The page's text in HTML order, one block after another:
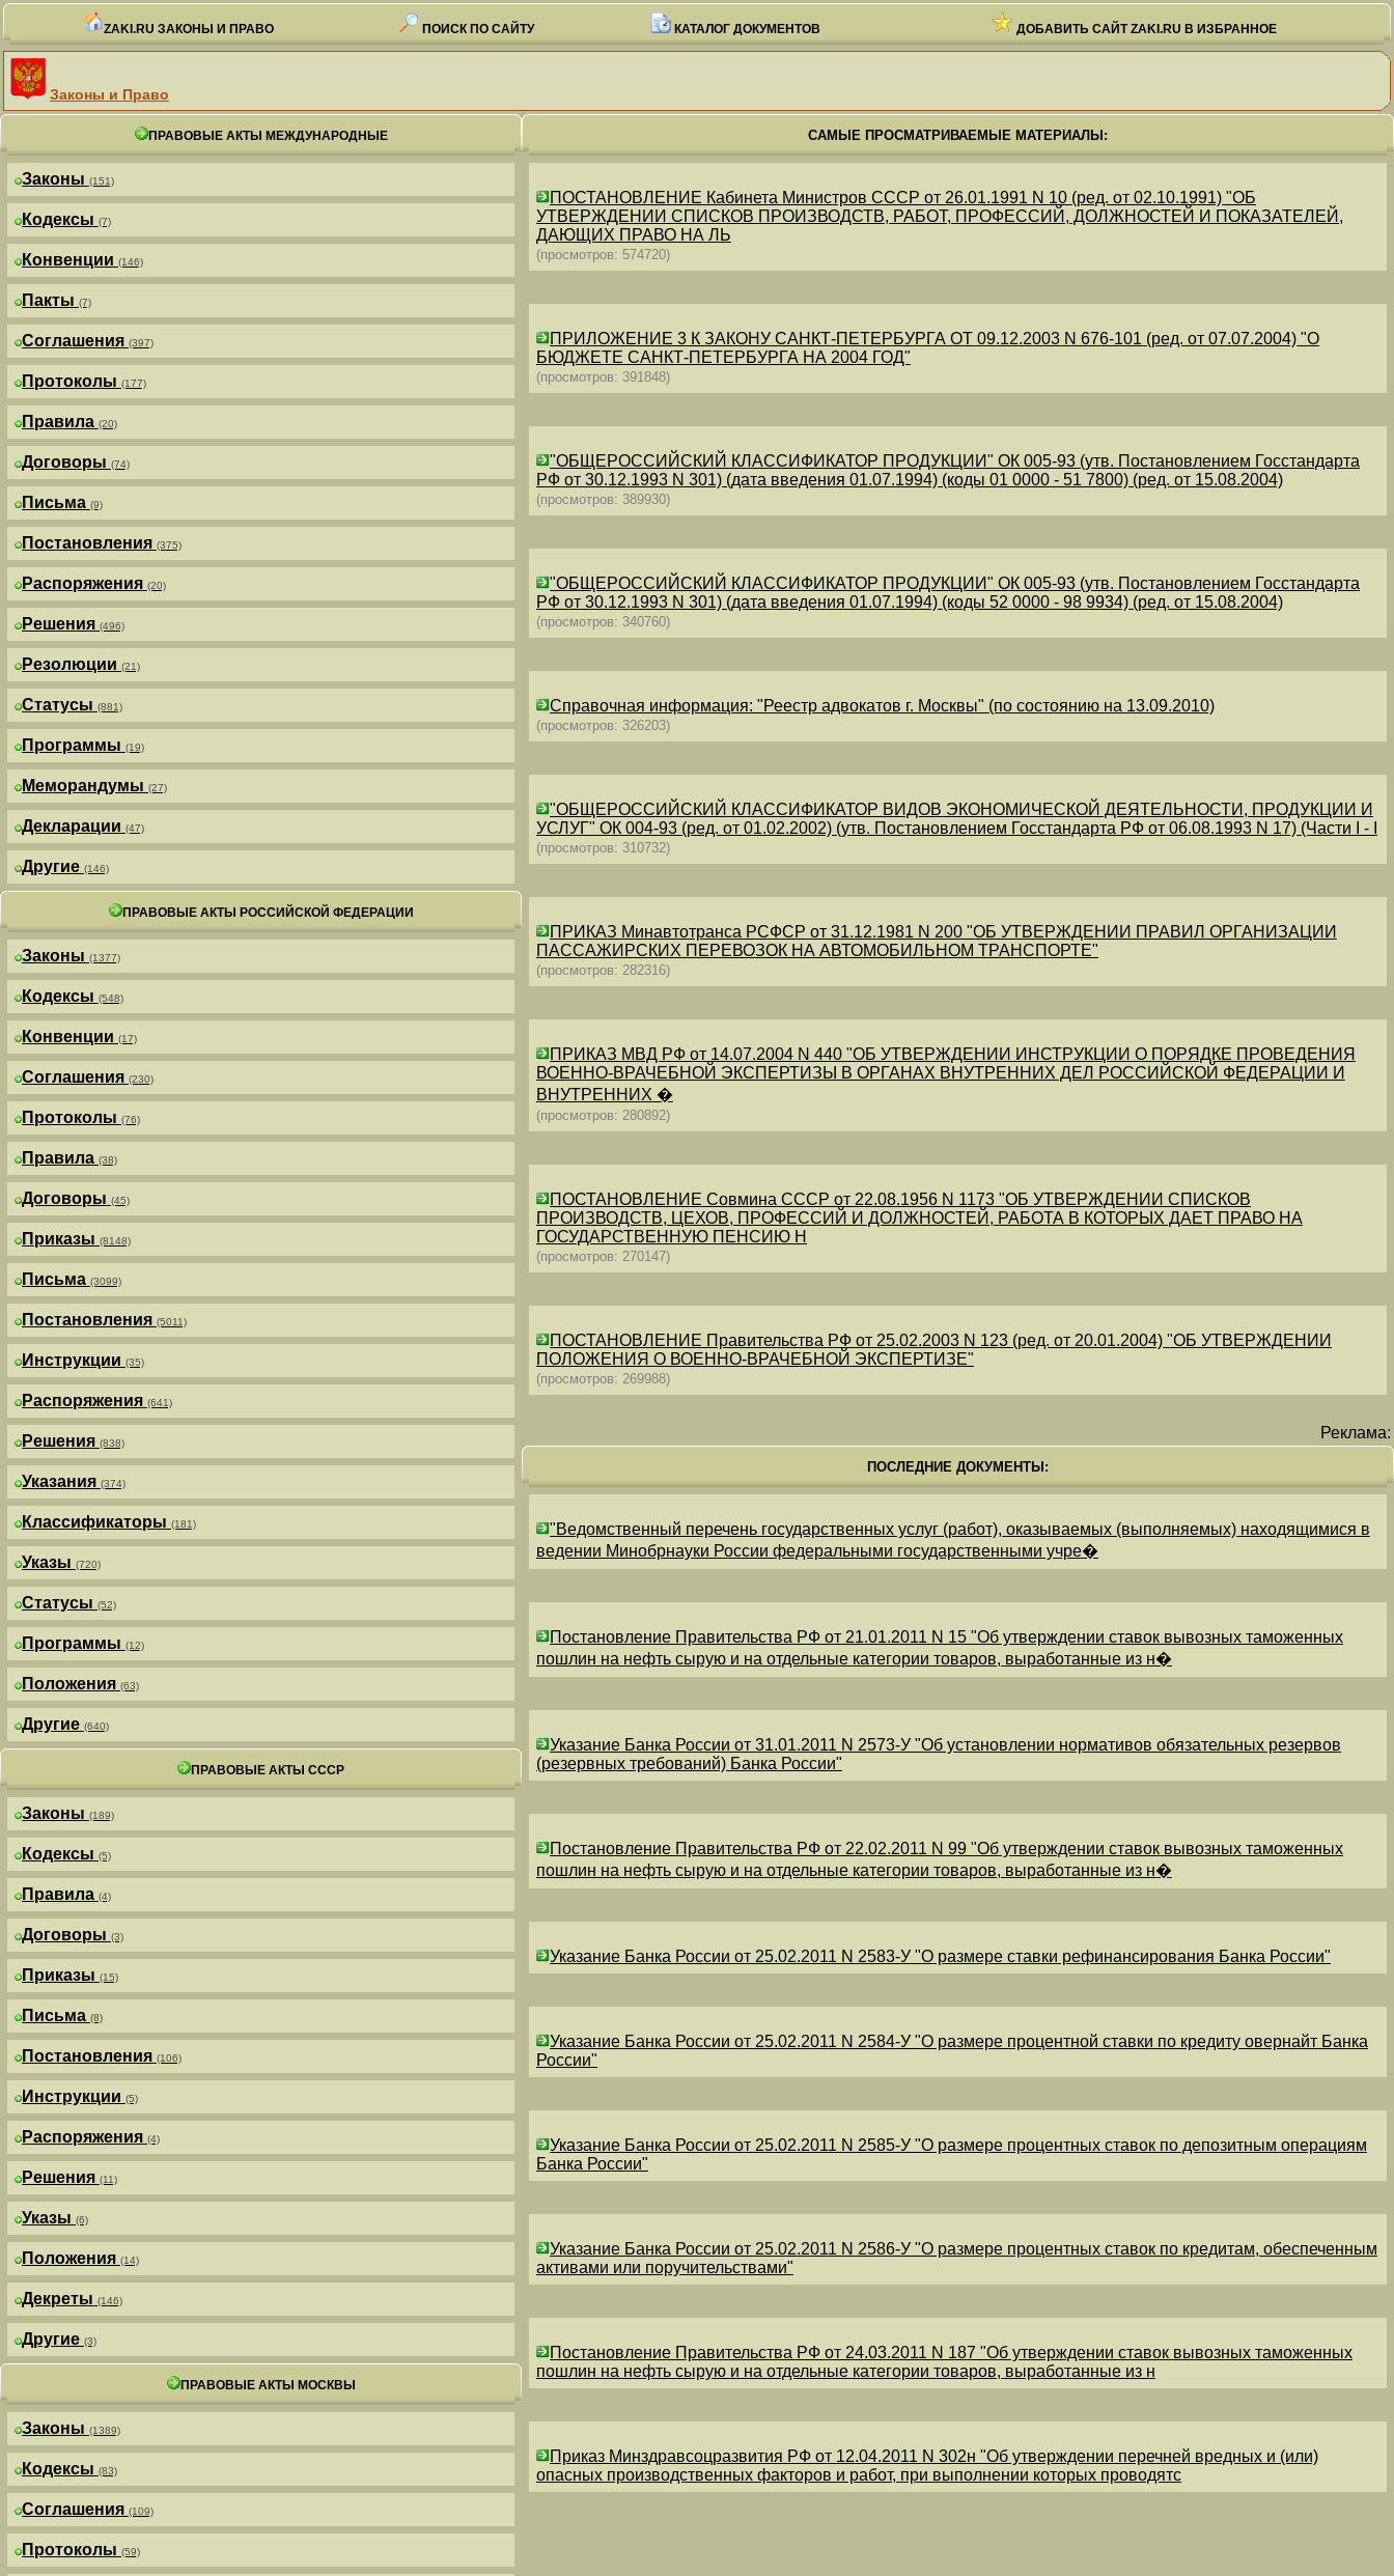
ZAKI.RU ЗАКОНЫ И ПРАВО ПОИСК ПО САЙТУ КАТАЛОГ ДОКУМЕНТОВ ДОБАВИТЬ САЙТ ZAKI.RU В ИЗБРАННОЕ
Законы и Право
ПРАВОВЫЕ АКТЫ МЕЖДУНАРОДНЫЕ
Законы (151)
Кодексы (7)
Конвенции (146)
Пакты (7)
Соглашения (397)
Протоколы (177)
Правила (20)
Договоры (74)
Письма (9)
Постановления (375)
Распоряжения (20)
Решения (496)
Резолюции (21)
Статусы (881)
Программы (19)
Меморандумы (27)
Декларации (47)
Другие (146)
ПРАВОВЫЕ АКТЫ РОССИЙСКОЙ ФЕДЕРАЦИИ
Законы (1377)
Кодексы (548)
Конвенции (17)
Соглашения (230)
Протоколы (76)
Правила (38)
Договоры (45)
Приказы (8148)
Письма (3099)
Постановления (5011)
Инструкции (35)
Распоряжения (641)
Решения (838)
Указания (374)
Классификаторы (181)
Указы (720)
Статусы (52)
Программы (12)
Положения (63)
Другие (640)
ПРАВОВЫЕ АКТЫ СССР
Законы (189)
Кодексы (5)
Правила (4)
Договоры (3)
Приказы (15)
Письма (8)
Постановления (106)
Инструкции (5)
Распоряжения (4)
Решения (11)
Указы (6)
Положения (14)
Декреты (146)
Другие (3)
ПРАВОВЫЕ АКТЫ МОСКВЫ
Законы (1389)
Кодексы (83)
Соглашения (109)
Протоколы (59)
САМЫЕ ПРОСМАТРИВАЕМЫЕ МАТЕРИАЛЫ:
ПОСТАНОВЛЕНИЕ Кабинета Министров СССР от 26.01.1991 N 10 (ред. от 02.10.1991) "ОБ
УТВЕРЖДЕНИИ СПИСКОВ ПРОИЗВОДСТВ, РАБОТ, ПРОФЕССИЙ, ДОЛЖНОСТЕЙ И ПОКАЗАТЕЛЕЙ,
ДАЮЩИХ ПРАВО НА ЛЬ
(просмотров: 574720)
ПРИЛОЖЕНИЕ 3 К ЗАКОНУ САНКТ-ПЕТЕРБУРГА ОТ 09.12.2003 N 676-101 (ред. от 07.07.2004) "О
БЮДЖЕТЕ САНКТ-ПЕТЕРБУРГА НА 2004 ГОД"
(просмотров: 391848)
"ОБЩЕРОССИЙСКИЙ КЛАССИФИКАТОР ПРОДУКЦИИ" ОК 005-93 (утв. Постановлением Госстандарта
РФ от 30.12.1993 N 301) (дата введения 01.07.1994) (коды 01 0000 - 51 7800) (ред. от 15.08.2004)
(просмотров: 389930)
"ОБЩЕРОССИЙСКИЙ КЛАССИФИКАТОР ПРОДУКЦИИ" ОК 005-93 (утв. Постановлением Госстандарта
РФ от 30.12.1993 N 301) (дата введения 01.07.1994) (коды 52 0000 - 98 9934) (ред. от 15.08.2004)
(просмотров: 340760)
Справочная информация: "Реестр адвокатов г. Москвы" (по состоянию на 13.09.2010)
(просмотров: 326203)
"ОБЩЕРОССИЙСКИЙ КЛАССИФИКАТОР ВИДОВ ЭКОНОМИЧЕСКОЙ ДЕЯТЕЛЬНОСТИ, ПРОДУКЦИИ И
УСЛУГ" ОК 004-93 (ред. от 01.02.2002) (утв. Постановлением Госстандарта РФ от 06.08.1993 N 17) (Части I - I
(просмотров: 310732)
ПРИКАЗ Минавтотранса РСФСР от 31.12.1981 N 200 "ОБ УТВЕРЖДЕНИИ ПРАВИЛ ОРГАНИЗАЦИИ
ПАССАЖИРСКИХ ПЕРЕВОЗОК НА АВТОМОБИЛЬНОМ ТРАНСПОРТЕ"
(просмотров: 282316)
ПРИКАЗ МВД РФ от 14.07.2004 N 440 "ОБ УТВЕРЖДЕНИИ ИНСТРУКЦИИ О ПОРЯДКЕ ПРОВЕДЕНИЯ
ВОЕННО-ВРАЧЕБНОЙ ЭКСПЕРТИЗЫ В ОРГАНАХ ВНУТРЕННИХ ДЕЛ РОССИЙСКОЙ ФЕДЕРАЦИИ И
ВНУТРЕННИХ �
(просмотров: 280892)
ПОСТАНОВЛЕНИЕ Совмина СССР от 22.08.1956 N 1173 "ОБ УТВЕРЖДЕНИИ СПИСКОВ
ПРОИЗВОДСТВ, ЦЕХОВ, ПРОФЕССИЙ И ДОЛЖНОСТЕЙ, РАБОТА В КОТОРЫХ ДАЕТ ПРАВО НА
ГОСУДАРСТВЕННУЮ ПЕНСИЮ Н
(просмотров: 270147)
ПОСТАНОВЛЕНИЕ Правительства РФ от 25.02.2003 N 123 (ред. от 20.01.2004) "ОБ УТВЕРЖДЕНИИ
ПОЛОЖЕНИЯ О ВОЕННО-ВРАЧЕБНОЙ ЭКСПЕРТИЗЕ"
(просмотров: 269988)
Реклама:
ПОСЛЕДНИЕ ДОКУМЕНТЫ:
"Ведомственный перечень государственных услуг (работ), оказываемых (выполняемых) находящимися в
ведении Минобрнауки России федеральными государственными учре�
Постановление Правительства РФ от 21.01.2011 N 15 "Об утверждении ставок вывозных таможенных
пошлин на нефть сырую и на отдельные категории товаров, выработанные из н�
Указание Банка России от 31.01.2011 N 2573-У "Об установлении нормативов обязательных резервов
(резервных требований) Банка России"
Постановление Правительства РФ от 22.02.2011 N 99 "Об утверждении ставок вывозных таможенных
пошлин на нефть сырую и на отдельные категории товаров, выработанные из н�
Указание Банка России от 25.02.2011 N 2583-У "О размере ставки рефинансирования Банка России"
Указание Банка России от 25.02.2011 N 2584-У "О размере процентной ставки по кредиту овернайт Банка
России"
Указание Банка России от 25.02.2011 N 2585-У "О размере процентных ставок по депозитным операциям
Банка России"
Указание Банка России от 25.02.2011 N 2586-У "О размере процентных ставок по кредитам, обеспеченным
активами или поручительствами"
Постановление Правительства РФ от 24.03.2011 N 187 "Об утверждении ставок вывозных таможенных
пошлин на нефть сырую и на отдельные категории товаров, выработанные из н
Приказ Минздравсоцразвития РФ от 12.04.2011 N 302н "Об утверждении перечней вредных и (или)
опасных производственных факторов и работ, при выполнении которых проводятс